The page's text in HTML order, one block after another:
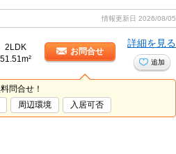
情報更新日 2026/08/05
2LDK
51.51m²
お問合せ
詳細を見る
追加
問合せ！
周辺環境 入居可否